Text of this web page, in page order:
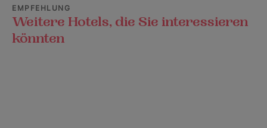
EMPFEHLUNG
Weitere Hotels, die Sie interessieren
könnten